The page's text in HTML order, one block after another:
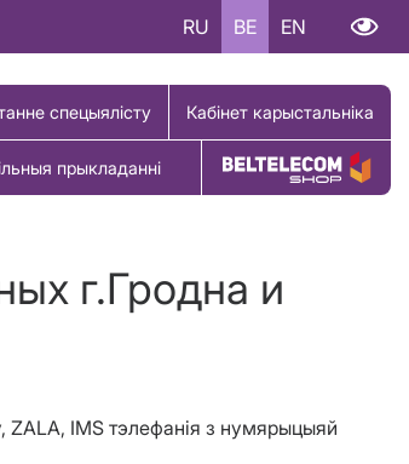
RU BE EN
спецыялісту Кабінет карыстальніка
прыкладанні Купіць тавар
г.Гродна и
ZALA, IMS тэлефанія з нумярыцыяй